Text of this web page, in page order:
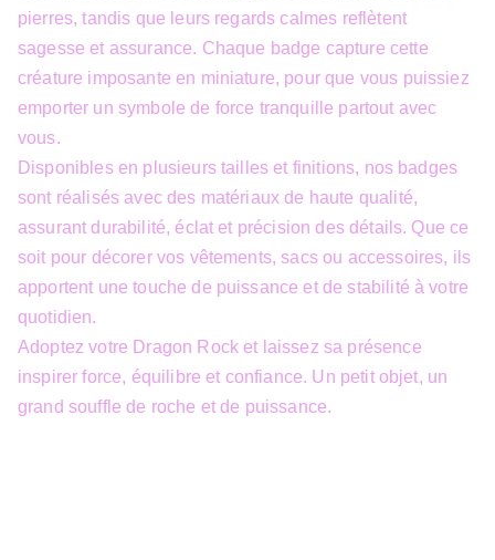
pierres, tandis que leurs regards calmes reflètent
sagesse et assurance. Chaque badge capture cette
créature imposante en miniature, pour que vous puissiez
emporter un symbole de force tranquille partout avec
vous.
Disponibles en plusieurs tailles et finitions, nos badges
sont réalisés avec des matériaux de haute qualité,
assurant durabilité, éclat et précision des détails. Que ce
soit pour décorer vos vêtements, sacs ou accessoires, ils
apportent une touche de puissance et de stabilité à votre
quotidien.
Adoptez votre Dragon Rock et laissez sa présence
inspirer force, équilibre et confiance. Un petit objet, un
grand souffle de roche et de puissance.